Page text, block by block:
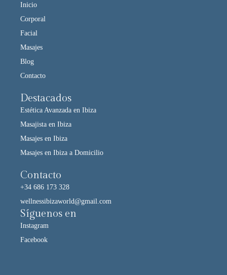
Inicio
Corporal
Facial
Masajes
Blog
Contacto
Destacados
Estética Avanzada en Ibiza
Masajista en Ibiza
Masajes en Ibiza
Masajes en Ibiza a Domicilio
Contacto
+34 686 173 328
wellnessibizaworld@gmail.com
Síguenos en
Instagram
Facebook